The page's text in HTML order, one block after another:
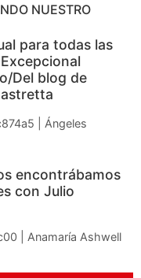
NUESTRO
para todas las
Del blog de
| Ángeles
encontrábamos
con Julio
| Anamaría Ashwell